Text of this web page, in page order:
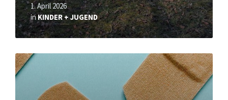
1. April 2026
inKINDER + JUGEND
Read
More